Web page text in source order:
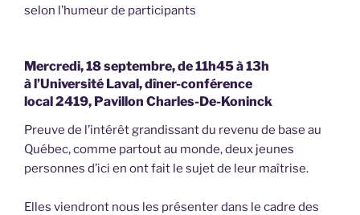
selon l’humeur de participants
Mercredi, 18 septembre, de 11h45 à 13h
à l’Université Laval, dîner-conférence
local 2419, Pavillon Charles-De-Koninck
Preuve de l’intérêt grandissant du revenu de base au
Québec, comme partout au monde, deux jeunes
personnes d’ici en ont fait le sujet de leur maîtrise.
Elles viendront nous les présenter dans le cadre des